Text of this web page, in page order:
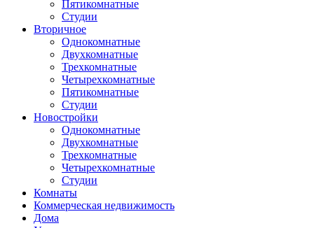
Пятикомнатные
Студии
Вторичное
Однокомнатные
Двухкомнатные
Трехкомнатные
Четырехкомнатные
Пятикомнатные
Студии
Новостройки
Однокомнатные
Двухкомнатные
Трехкомнатные
Четырехкомнатные
Студии
Комнаты
Коммерческая недвижимость
Дома